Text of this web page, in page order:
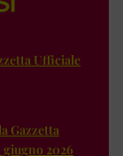
Ufficiale
Gazzetta
giugno 2026